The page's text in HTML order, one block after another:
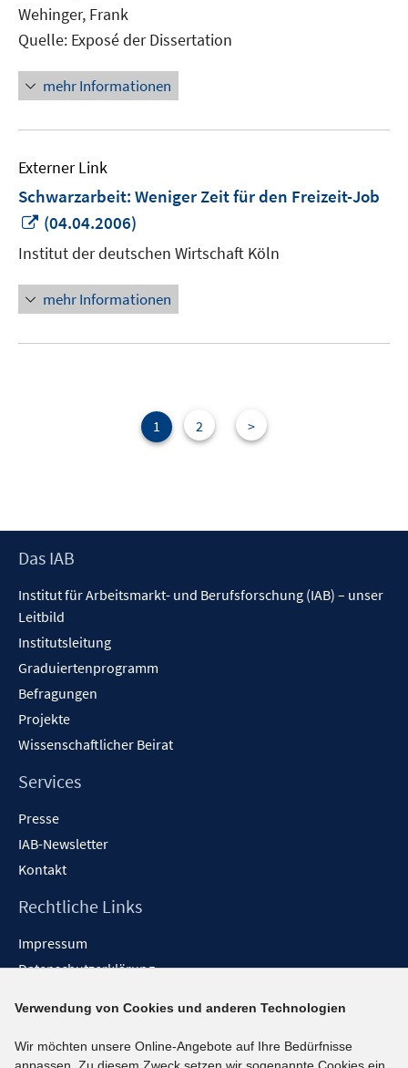
Wehinger, Frank
Quelle: Exposé der Dissertation
mehr Informationen
Externer Link
Schwarzarbeit: Weniger Zeit für den Freizeit-Job
In
neuem
Fenster
öffnen
(04.04.2006)
Institut der deutschen Wirtschaft Köln
mehr Informationen
1 2 >
Footer
Das IAB
Institut für Arbeitsmarkt- und Berufsforschung (IAB) – unser
Leitbild
Institutsleitung
Graduiertenprogramm
Befragungen
Projekte
Wissenschaftlicher Beirat
Services
Presse
IAB-Newsletter
Kontakt
Rechtliche Links
Impressum
Datenschutzerklärung
Barrieren melden
Social-Media-Kanäle
Verwendung von Cookies und anderen Technologien
Wir möchten unsere Online-Angebote auf Ihre Bedürfnisse